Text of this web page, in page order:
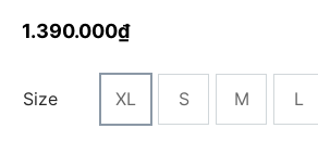
1.390.000₫
Size XL S M L